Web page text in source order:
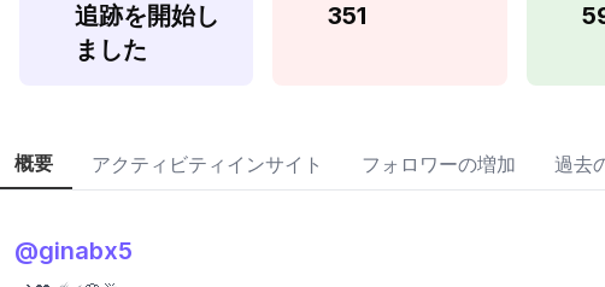
追跡を開始し
ました
351
概要 アクティビティインサイト フォロワーの増加 過去
@ginabx5